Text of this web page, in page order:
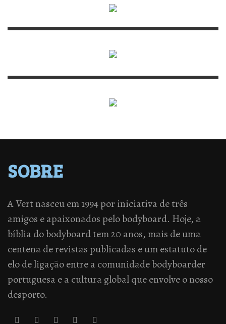
SOBRE
A Vert nasceu em 1994 por iniciativa de três
amigos e apaixonados pelo bodyboard. Hoje, a
bíblia do bodyboard tem 20 anos, mais de uma
centena de revistas publicadas e um estatuto de
elo de ligação entre a comunidade bodyboarder
portuguesa e a cultura global que envolve o nosso
desporto.